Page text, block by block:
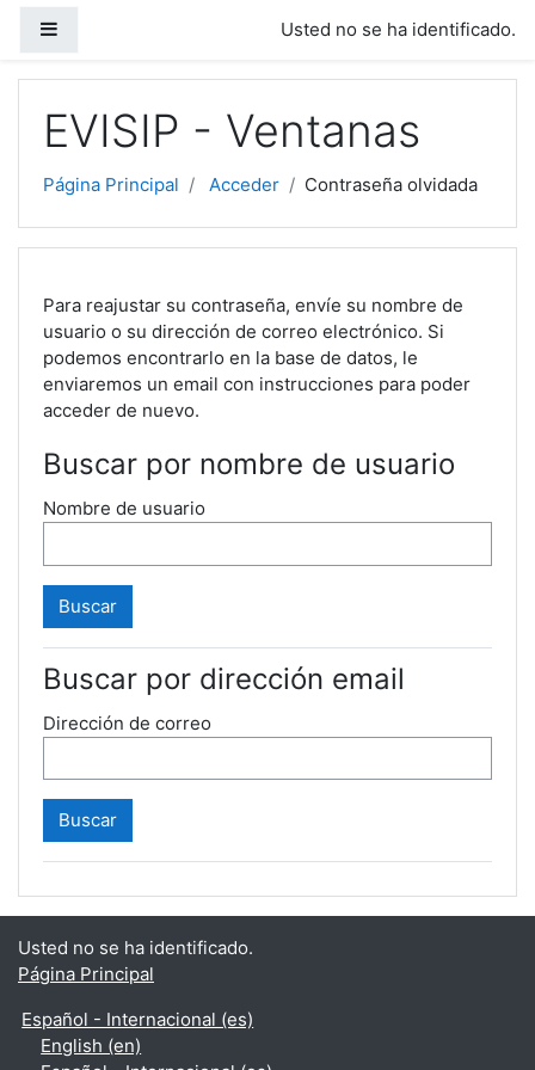
Usted no se ha identificado.
EVISIP - Ventanas
Página Principal Acceder Contraseña olvidada
Para reajustar su contraseña, envíe su nombre de
usuario o su dirección de correo electrónico. Si
podemos encontrarlo en la base de datos, le
enviaremos un email con instrucciones para poder
acceder de nuevo.
Buscar por nombre de usuario
Nombre de usuario
Buscar por dirección email
Dirección de correo
Usted no se ha identificado.
Página Principal
Español - Internacional ‎(es)‎
English ‎(en)‎